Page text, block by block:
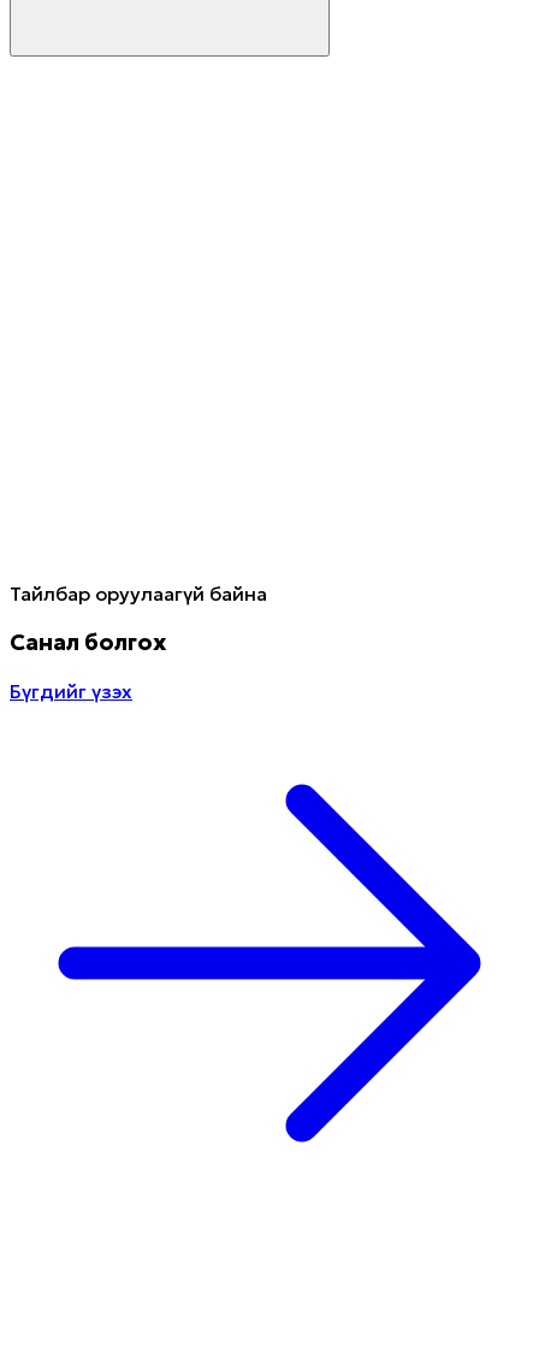
Тайлбар оруулаагүй байна
Санал болгох
Бүгдийг үзэх